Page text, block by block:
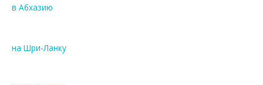
в Абхазию
на Шри-Ланку